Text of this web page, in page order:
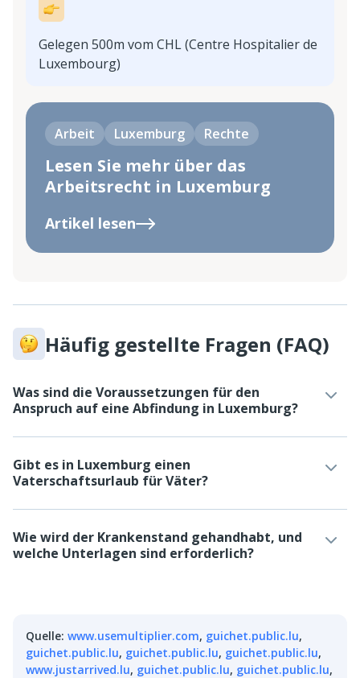
Gelegen 500m vom CHL (Centre Hospitalier de
Luxembourg)
Arbeit Luxemburg Rechte
Lesen Sie mehr über das
Arbeitsrecht in Luxemburg
Artikel lesen
Häufig gestellte Fragen (FAQ)
Was sind die Voraussetzungen für den
Anspruch auf eine Abfindung in Luxemburg?
Gibt es in Luxemburg einen
Vaterschaftsurlaub für Väter?
Wie wird der Krankenstand gehandhabt, und
welche Unterlagen sind erforderlich?
Quelle: www.usemultiplier.com, guichet.public.lu,
guichet.public.lu, guichet.public.lu, guichet.public.lu,
www.justarrived.lu, guichet.public.lu, guichet.public.lu,